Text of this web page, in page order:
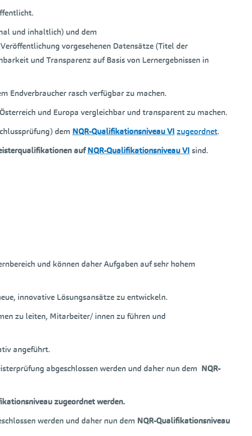
und inhaltlich) und dem
vorgesehenen Datensätze (Titel der
und Transparenz auf Basis von Lernergebnissen in
Endverbraucher rasch verfügbar zu machen.
und Europa vergleichbar und transparent zu machen.
dem NQR-Qualifikationsniveau VI zugeordnet.
aufNQR-Qualifikationsniveau VI sind.
und können daher Aufgaben auf sehr hohem
innovative Lösungsansätze zu entwickeln.
zu leiten, Mitarbeiter/ innen zu führen und
angeführt.
abgeschlossen werden und daher nun dem NQR-
zugeordnet werden.
werden und daher nun dem NQR-Qualifikationsniveau